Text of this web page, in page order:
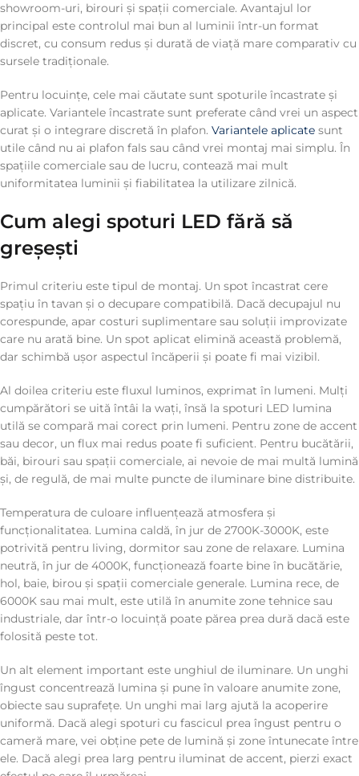
showroom-uri, birouri și spații comerciale. Avantajul lor
principal este controlul mai bun al luminii într-un format
discret, cu consum redus și durată de viață mare comparativ cu
sursele tradiționale.
Pentru locuințe, cele mai căutate sunt spoturile încastrate și
aplicate. Variantele încastrate sunt preferate când vrei un aspect
curat și o integrare discretă în plafon. Variantele aplicate sunt
utile când nu ai plafon fals sau când vrei montaj mai simplu. În
spațiile comerciale sau de lucru, contează mai mult
uniformitatea luminii și fiabilitatea la utilizare zilnică.
Cum alegi spoturi LED fără să
greșești
Primul criteriu este tipul de montaj. Un spot încastrat cere
spațiu în tavan și o decupare compatibilă. Dacă decupajul nu
corespunde, apar costuri suplimentare sau soluții improvizate
care nu arată bine. Un spot aplicat elimină această problemă,
dar schimbă ușor aspectul încăperii și poate fi mai vizibil.
Al doilea criteriu este fluxul luminos, exprimat în lumeni. Mulți
cumpărători se uită întâi la wați, însă la spoturi LED lumina
utilă se compară mai corect prin lumeni. Pentru zone de accent
sau decor, un flux mai redus poate fi suficient. Pentru bucătării,
băi, birouri sau spații comerciale, ai nevoie de mai multă lumină
și, de regulă, de mai multe puncte de iluminare bine distribuite.
Temperatura de culoare influențează atmosfera și
funcționalitatea. Lumina caldă, în jur de 2700K-3000K, este
potrivită pentru living, dormitor sau zone de relaxare. Lumina
neutră, în jur de 4000K, funcționează foarte bine în bucătărie,
hol, baie, birou și spații comerciale generale. Lumina rece, de
6000K sau mai mult, este utilă în anumite zone tehnice sau
industriale, dar într-o locuință poate părea prea dură dacă este
folosită peste tot.
Un alt element important este unghiul de iluminare. Un unghi
îngust concentrează lumina și pune în valoare anumite zone,
obiecte sau suprafețe. Un unghi mai larg ajută la acoperire
uniformă. Dacă alegi spoturi cu fascicul prea îngust pentru o
cameră mare, vei obține pete de lumină și zone întunecate între
ele. Dacă alegi prea larg pentru iluminat de accent, pierzi exact